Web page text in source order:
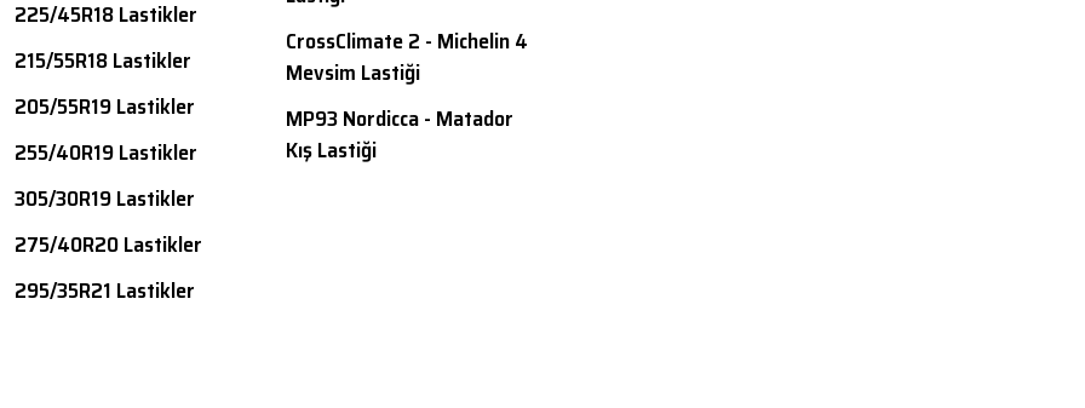
225/45R18 Lastikler
215/55R18 Lastikler
205/55R19 Lastikler
255/40R19 Lastikler
305/30R19 Lastikler
275/40R20 Lastikler
295/35R21 Lastikler
CrossClimate 2 - Michelin 4
Mevsim Lastiği
MP93 Nordicca - Matador
Kış Lastiği